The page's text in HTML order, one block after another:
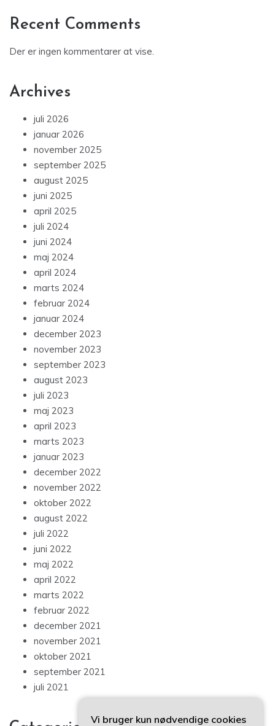
Recent Comments
Der er ingen kommentarer at vise.
Archives
juli 2026
januar 2026
november 2025
september 2025
august 2025
juni 2025
april 2025
juli 2024
juni 2024
maj 2024
april 2024
marts 2024
februar 2024
januar 2024
december 2023
november 2023
september 2023
august 2023
juli 2023
maj 2023
april 2023
marts 2023
januar 2023
december 2022
november 2022
oktober 2022
august 2022
juli 2022
juni 2022
maj 2022
april 2022
marts 2022
februar 2022
december 2021
november 2021
oktober 2021
september 2021
juli 2021
Vi bruger kun nødvendige cookies